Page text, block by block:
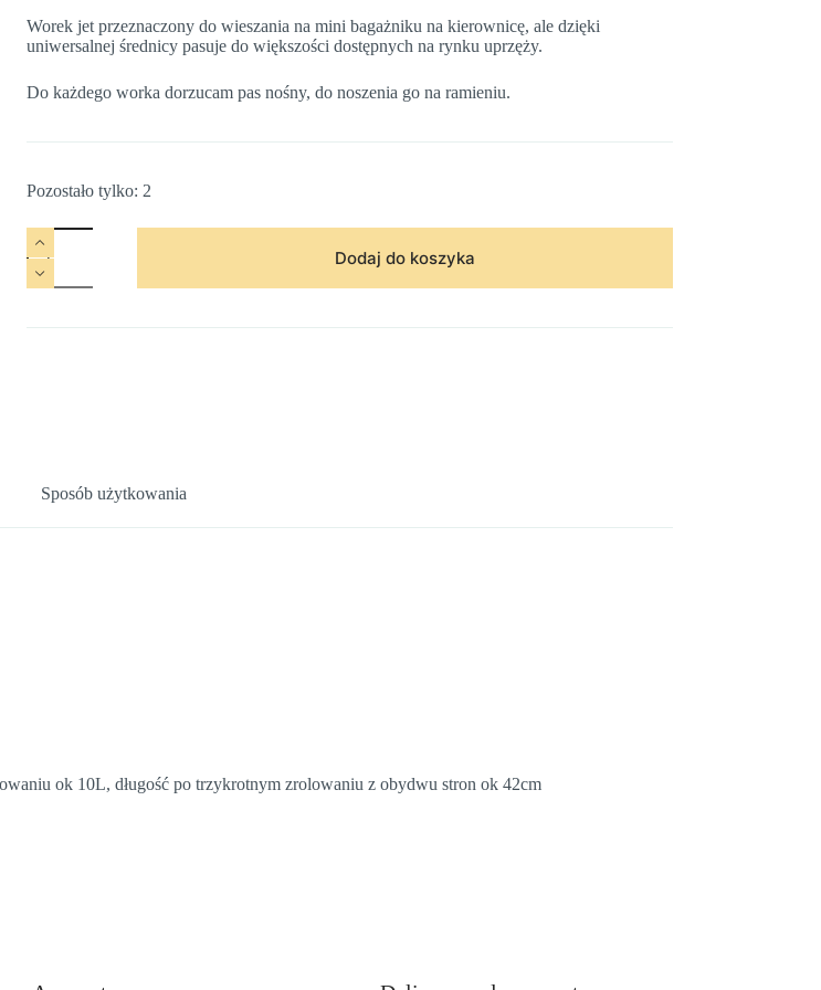
Worek jet przeznaczony do wieszania na mini bagażniku na kierownicę, ale dzięki
uniwersalnej średnicy pasuje do większości dostępnych na rynku uprzęży.
Do każdego worka dorzucam pas nośny, do noszenia go na ramieniu.
Pozostało tylko: 2
ilość
Obustronnie
rolowany
drybag
Dodaj do koszyka
Sposób użytkowania
ok 10L, długość po trzykrotnym zrolowaniu z obydwu stron ok 42cm